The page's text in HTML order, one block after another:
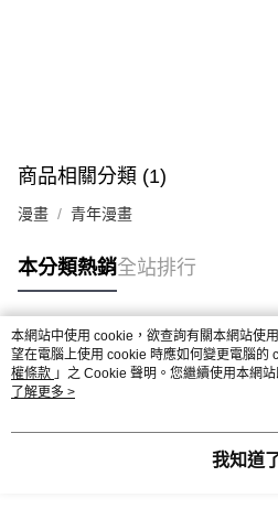
商品相關分類 (1)
漫畫 青年漫畫
本分類熱銷全站排行
熱門標籤
本網站中使用 cookie，欲查詢有關本網站使
望在電腦上使用 cookie 時應如何變更電腦的
權條款 」之 Cookie 聲明。您繼續使用本網
用條款之 Cookie 聲明使用 cookie。
了解更多 >
我知道